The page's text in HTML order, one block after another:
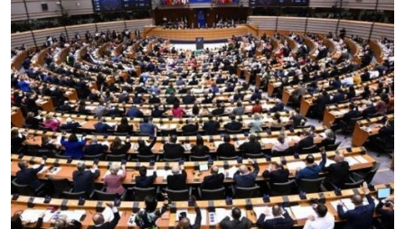
EN MANO
Especificaciones:
cualquiera
Aplicar al Requerimiento
Empresa en Jalisco
Requiere: